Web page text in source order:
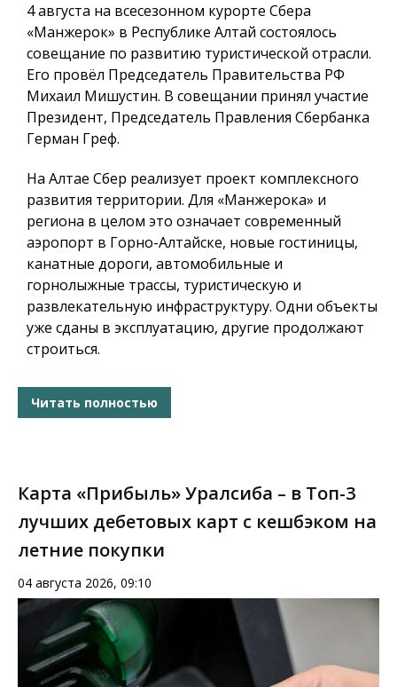
4 августа на всесезонном курорте Сбера
«Манжерок» в Республике Алтай состоялось
совещание по развитию туристической отрасли.
Его провёл Председатель Правительства РФ
Михаил Мишустин. В совещании принял участие
Президент, Председатель Правления Сбербанка
Герман Греф.
На Алтае Сбер реализует проект комплексного
развития территории. Для «Манжерока» и
региона в целом это означает современный
аэропорт в Горно-Алтайске, новые гостиницы,
канатные дороги, автомобильные и
горнолыжные трассы, туристическую и
развлекательную инфраструктуру. Одни объекты
уже сданы в эксплуатацию, другие продолжают
строиться.
Читать полностью
Карта «Прибыль» Уралсиба – в Топ-3
лучших дебетовых карт с кешбэком на
летние покупки
04 августа 2026, 09:10